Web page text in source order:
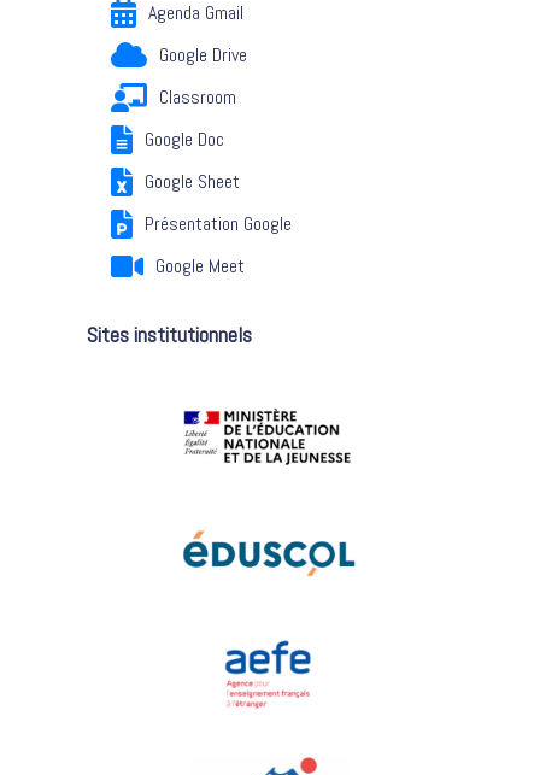
Agenda Gmail
Google Drive
Classroom
Google Doc
Google Sheet
Présentation Google
Google Meet
Sites institutionnels